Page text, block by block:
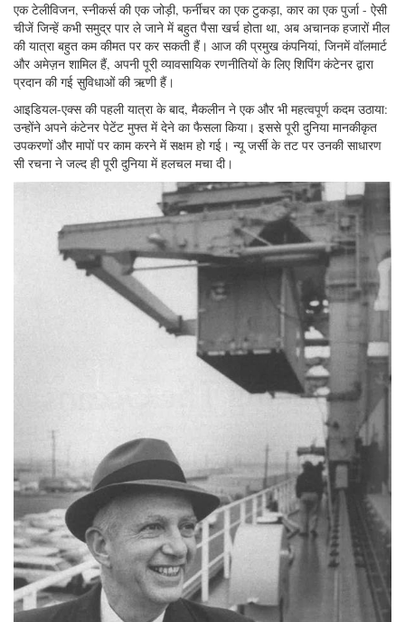
एक टेलीविजन, स्नीकर्स की एक जोड़ी, फर्नीचर का एक टुकड़ा, कार का एक पुर्जा - ऐसी
चीजें जिन्हें कभी समुद्र पार ले जाने में बहुत पैसा खर्च होता था, अब अचानक हजारों मील
की यात्रा बहुत कम कीमत पर कर सकती हैं। आज की प्रमुख कंपनियां, जिनमें वॉलमार्ट
और अमेज़न शामिल हैं, अपनी पूरी व्यावसायिक रणनीतियों के लिए शिपिंग कंटेनर द्वारा
प्रदान की गई सुविधाओं की ऋणी हैं।
आइडियल-एक्स की पहली यात्रा के बाद, मैकलीन ने एक और भी महत्वपूर्ण कदम उठाया:
उन्होंने अपने कंटेनर पेटेंट मुफ्त में देने का फैसला किया। इससे पूरी दुनिया मानकीकृत
उपकरणों और मापों पर काम करने में सक्षम हो गई। न्यू जर्सी के तट पर उनकी साधारण
सी रचना ने जल्द ही पूरी दुनिया में हलचल मचा दी।